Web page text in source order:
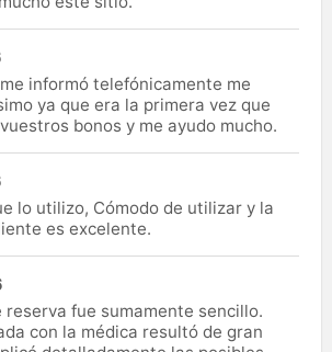
informó telefónicamente me
ya que era la primera vez que
bonos y me ayudo mucho.
lo utilizo, Cómodo de utilizar y la
es excelente.
reserva fue sumamente sencillo.
con la médica resultó de gran